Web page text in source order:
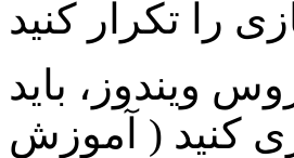
ویندوز، باید
کنید ( آموزش